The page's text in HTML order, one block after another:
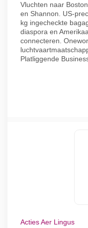
Vluchten naar
en Shannon. US-
kg ingecheckte
diaspora en
connecteren.
Platliggende
Acties Aer Lingus